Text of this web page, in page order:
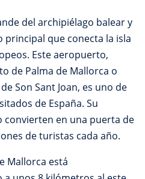
del archipiélago balear y
que conecta la isla
Este aeropuerto,
de Palma de Mallorca o
Son Sant Joan, es uno de
de España. Su
convierten en una puerta de
de turistas cada año.
Mallorca está